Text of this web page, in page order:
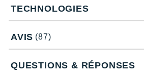
matériaux recyclés
adidas Adios 9, quelles
Cette nouvelle version vient remplacer la
TECHNOLOGIES
AVIS (87)
QUESTIONS & RÉPONSES
+ Voir toutes les marques